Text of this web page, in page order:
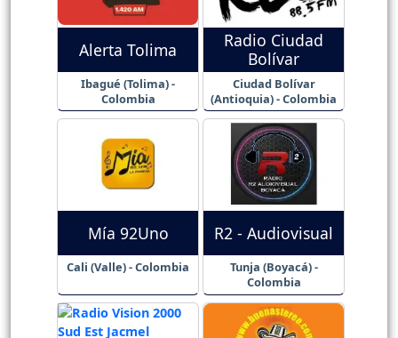
Alerta Tolima
Ibagué (Tolima) -
Colombia
Radio Ciudad
Bolívar
Ciudad Bolívar
(Antioquia) - Colombia
Mía 92Uno
Cali (Valle) - Colombia
R2 - Audiovisual
Tunja (Boyacá) -
Colombia